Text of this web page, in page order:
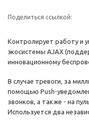
Поделиться ссылкой:
Контролирует работу и
экосистемы AJAX
инновационному
В случае тревоги, за
помощью Push-
звонков, а также - на
Используется два